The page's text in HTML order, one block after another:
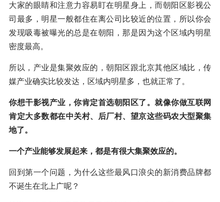
大家的眼睛和注意力容易盯在明星身上，而朝阳区影视公
司最多，明星一般都住在离公司比较近的位置，所以你会
发现吸毒被曝光的总是在朝阳，那是因为这个区域内明星
密度最高。
所以，产业是集聚效应的，朝阳区跟北京其他区域比，传
媒产业确实比较发达，区域内明星多，也就正常了。
你想干影视产业，你肯定首选朝阳区了。就像你做互联网
肯定大多数都在中关村、后厂村、望京这些码农大型聚集
地了。
一个产业能够发展起来，都是有很大集聚效应的。
回到第一个问题，为什么这些最风口浪尖的新消费品牌都
不诞生在北上广呢？